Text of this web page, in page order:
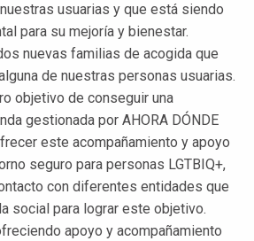
usuarias y que está siendo
para su mejoría y bienestar.
nuevas familias de acogida que
de nuestras personas usuarias.
objetivo de conseguir una
gestionada por AHORA DÓNDE
este acompañamiento y apoyo
seguro para personas LGTBIQ+,
con diferentes entidades que
social para lograr este objetivo.
apoyo y acompañamiento